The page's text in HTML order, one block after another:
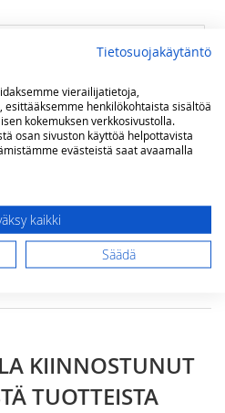
arvostelu
KIINNOSTUNUT
TUOTTEISTA
Tietosuojakäytäntö
vierailijatietoja,
henkilökohtaista sisältöä
kokemuksen verkkosivustolla.
osan sivuston käyttöä helpottavista
evästeistä saat avaamalla
kaikki
Säädä